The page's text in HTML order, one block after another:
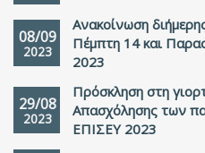
08/09
2023
Ανακοίνωση
Πέμπτη 14 και
2023
29/08
2023
Πρόσκληση στη
Απασχόλησης των
ΕΠΙΣΕΥ 2023